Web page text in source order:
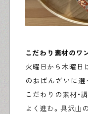
こだわり素材のワ
火曜日から木曜日
のおばんざいに
こだわりの素材・
よく進む。具沢山